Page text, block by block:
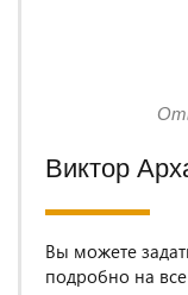
Виктор
Вы можете
подробно на